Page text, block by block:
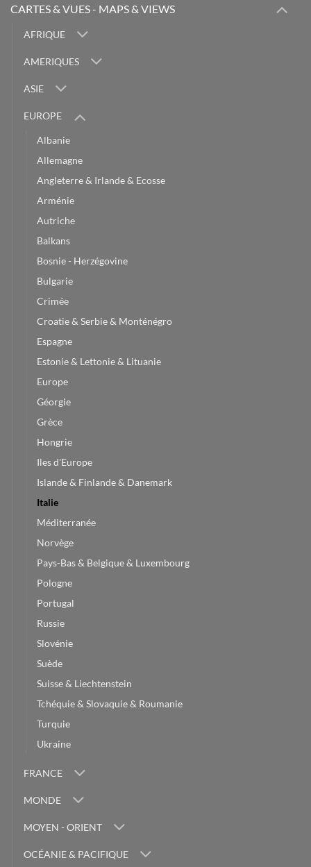
CARTES & VUES - MAPS & VIEWS
AFRIQUE
AMERIQUES
ASIE
EUROPE
Albanie
Allemagne
Angleterre & Irlande & Ecosse
Arménie
Autriche
Balkans
Bosnie - Herzégovine
Bulgarie
Crimée
Croatie & Serbie & Monténégro
Espagne
Estonie & Lettonie & Lituanie
Europe
Géorgie
Grèce
Hongrie
Iles d'Europe
Islande & Finlande & Danemark
Italie
Méditerranée
Norvège
Pays-Bas & Belgique & Luxembourg
Pologne
Portugal
Russie
Slovénie
Suède
Suisse & Liechtenstein
Tchéquie & Slovaquie & Roumanie
Turquie
Ukraine
FRANCE
MONDE
MOYEN - ORIENT
OCÉANIE & PACIFIQUE